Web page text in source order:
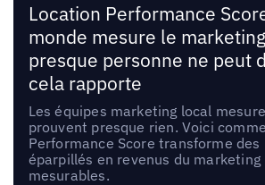
Location Performance
monde mesure le
presque personne ne peut
cela rapporte
Les équipes marketing local
prouvent presque rien. Voici
Performance Score transforme
éparpillés en revenus du marketing
mesurables.